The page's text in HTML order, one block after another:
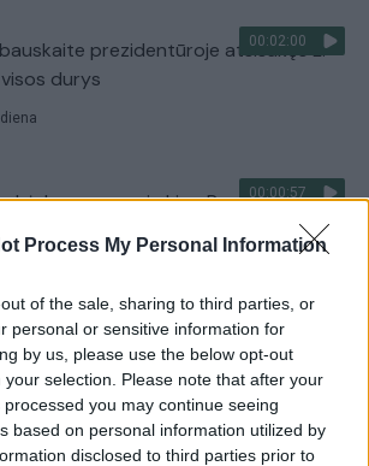
Process My Personal Information
of the sale, sharing to third parties, or
personal or sensitive information for
by us, please use the below opt-out
selection. Please note that after your
you may continue seeing
based on personal information utilized by
disclosed to third parties prior to
00:02:00
prezidentūroje atsisakęs L.
durys
00:00:57
ką mano apie Lino Pernavo anglų
Lietuvos pensininkių: mes esame kaip